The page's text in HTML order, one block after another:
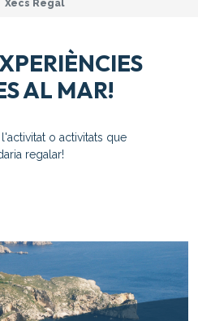
Xecs Regal
AL MAR!
o activitats que
regalar!